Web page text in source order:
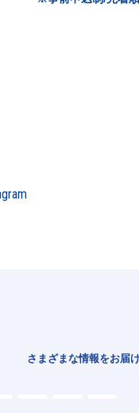
さまざまな情報をお届